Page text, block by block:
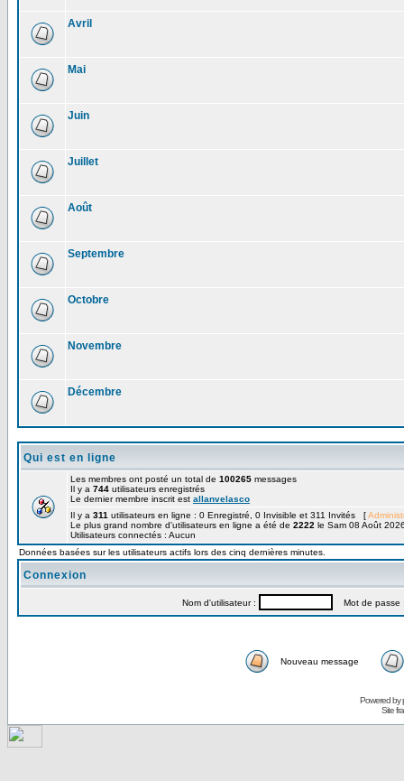
Avril
Mai
Juin
Juillet
Août
Septembre
Octobre
Novembre
Décembre
Qui est en ligne
Les membres ont posté un total de 100265 messages
Il y a 744 utilisateurs enregistrés
Le dernier membre inscrit est allanvelasco
Il y a 311 utilisateurs en ligne : 0 Enregistré, 0 Invisible et 311 Invités [
Le plus grand nombre d'utilisateurs en ligne a été de 2222 le Sam 08 Août
Utilisateurs connectés : Aucun
Données basées sur les utilisateurs actifs lors des cinq dernières minutes.
Connexion
Nom d'utilisateur : Mot de passe
Nouveau message
Powered by
Site